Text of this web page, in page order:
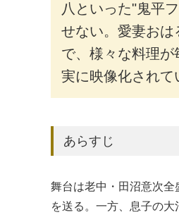
八といった"鬼平
せない。愛妻おは
で、様々な料理
実に映像化されて
あらすじ
舞台は老中・田沼意次
を送る。一方、息子の